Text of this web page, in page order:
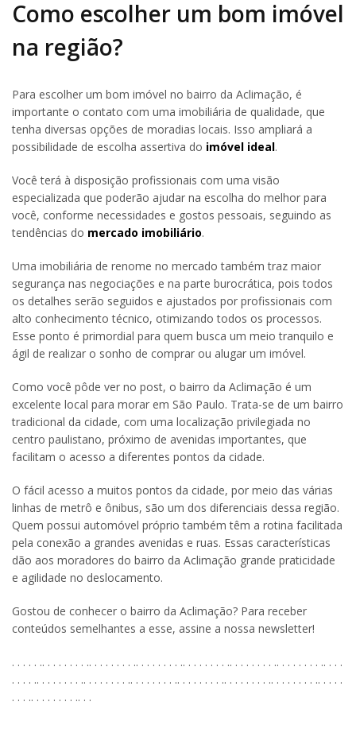
Como escolher um bom imóvel
na região?
Para escolher um bom imóvel no bairro da Aclimação, é
importante o contato com uma imobiliária de qualidade, que
tenha diversas opções de moradias locais. Isso ampliará a
possibilidade de escolha assertiva do imóvel ideal.
Você terá à disposição profissionais com uma visão
especializada que poderão ajudar na escolha do melhor para
você, conforme necessidades e gostos pessoais, seguindo as
tendências do mercado imobiliário.
Uma imobiliária de renome no mercado também traz maior
segurança nas negociações e na parte burocrática, pois todos
os detalhes serão seguidos e ajustados por profissionais com
alto conhecimento técnico, otimizando todos os processos.
Esse ponto é primordial para quem busca um meio tranquilo e
ágil de realizar o sonho de comprar ou alugar um imóvel.
Como você pôde ver no post, o bairro da Aclimação é um
excelente local para morar em São Paulo. Trata-se de um bairro
tradicional da cidade, com uma localização privilegiada no
centro paulistano, próximo de avenidas importantes, que
facilitam o acesso a diferentes pontos da cidade.
O fácil acesso a muitos pontos da cidade, por meio das várias
linhas de metrô e ônibus, são um dos diferenciais dessa região.
Quem possui automóvel próprio também têm a rotina facilitada
pela conexão a grandes avenidas e ruas. Essas características
dão aos moradores do bairro da Aclimação grande praticidade
e agilidade no deslocamento.
Gostou de conhecer o bairro da Aclimação? Para receber
conteúdos semelhantes a esse, assine a nossa newsletter!
. . . . . .. . . . . . . . .. . . . . . . . .. . . . . . . . .. . . . . . . . .. . . . . . . . .. . . . . . . . .. . . .
. . . . .. . . . . . . . .. . . . . . . . .. . . . . . . . .. . . . . . . . .. . . . . . . . .. . . . . . . . .. . . . .
. . . .. . . . . . . . .. . .